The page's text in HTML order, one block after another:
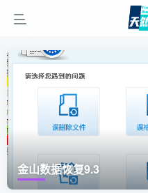
金山数据恢复9.3